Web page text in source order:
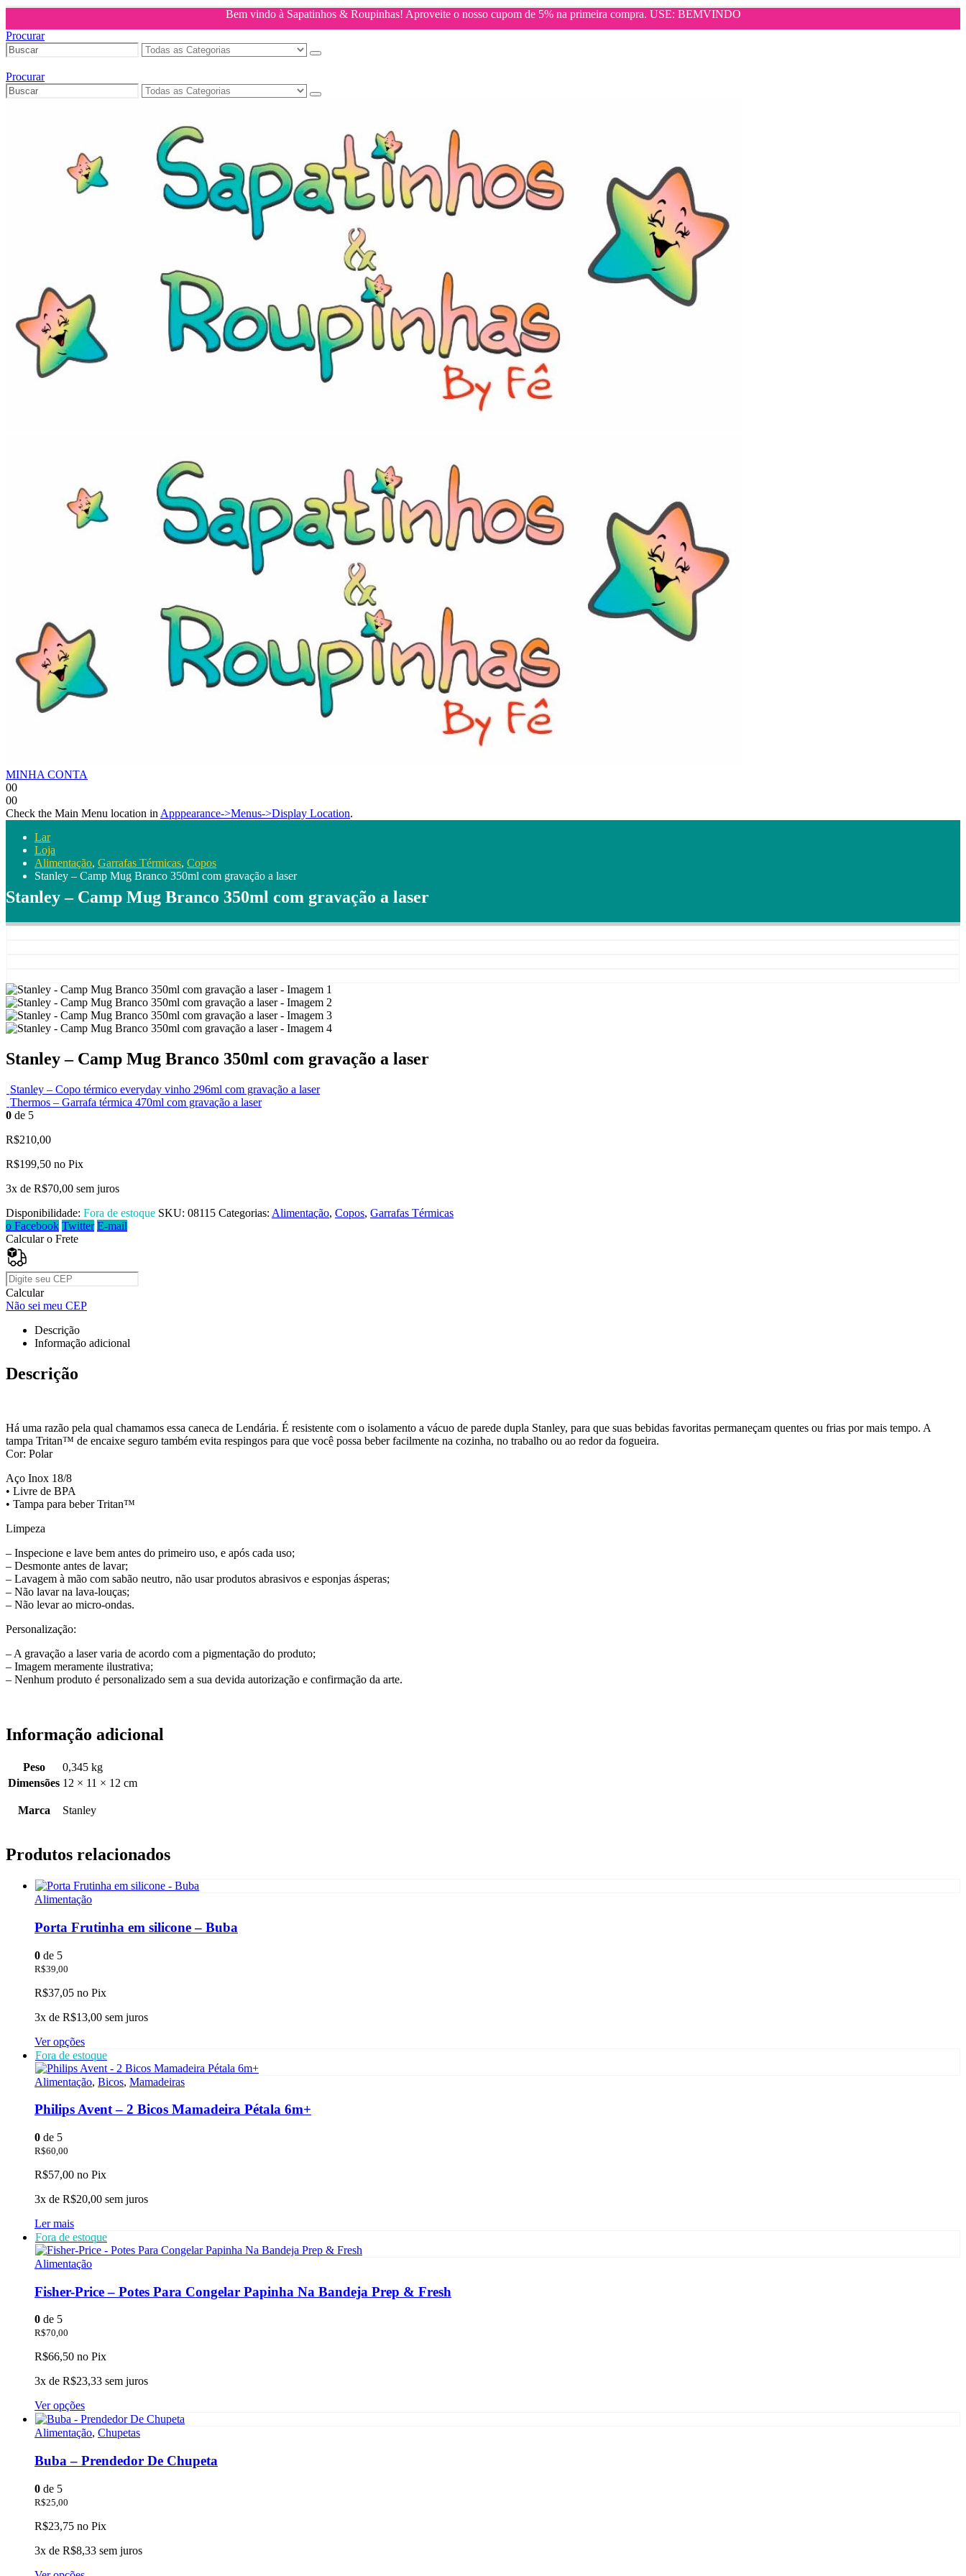
Bem vindo à Sapatinhos & Roupinhas! Aproveite o nosso cupom de 5% na primeira compra. USE: BEMVINDO
Procurar
Procurar
MINHA CONTA
00
00
Check the Main Menu location in Apppearance->Menus->Display Location.
Lar
Loja
Alimentação, Garrafas Térmicas, Copos
Stanley – Camp Mug Branco 350ml com gravação a laser
Stanley – Camp Mug Branco 350ml com gravação a laser
Stanley – Camp Mug Branco 350ml com gravação a laser
Stanley – Copo térmico everyday vinho 296ml com gravação a laser
Thermos – Garrafa térmica 470ml com gravação a laser
0 de 5
R$210,00
R$199,50 no Pix
3x de R$70,00 sem juros
Disponibilidade: Fora de estoque SKU: 08115 Categorias: Alimentação, Copos, Garrafas Térmicas
o Facebook Twitter E-mail
Calcular o Frete
Calcular
Não sei meu CEP
Descrição
Informação adicional
Descrição
Há uma razão pela qual chamamos essa caneca de Lendária. É resistente com o isolamento a vácuo de parede dupla Stanley, para que suas bebidas favoritas permaneçam quentes ou frias por mais tempo. A
tampa Tritan™ de encaixe seguro também evita respingos para que você possa beber facilmente na cozinha, no trabalho ou ao redor da fogueira.
Cor: Polar
Aço Inox 18/8
• Livre de BPA
• Tampa para beber Tritan™
Limpeza
– Inspecione e lave bem antes do primeiro uso, e após cada uso;
– Desmonte antes de lavar;
– Lavagem à mão com sabão neutro, não usar produtos abrasivos e esponjas ásperas;
– Não lavar na lava-louças;
– Não levar ao micro-ondas.
Personalização:
– A gravação a laser varia de acordo com a pigmentação do produto;
– Imagem meramente ilustrativa;
– Nenhum produto é personalizado sem a sua devida autorização e confirmação da arte.
Informação adicional
Peso
0,345 kg
Dimensões 12 × 11 × 12 cm
Marca Stanley
Produtos relacionados
Alimentação
Porta Frutinha em silicone – Buba
0 de 5
R$39,00
R$37,05 no Pix
3x de R$13,00 sem juros
Ver opçõesEste
produto
tem
várias
As
opções
na
do
Fora de estoque
Alimentação, Bicos, Mamadeiras
Philips Avent – 2 Bicos Mamadeira Pétala 6m+
0 de 5
R$60,00
R$57,00 no Pix
3x de R$20,00 sem juros
Ler mais
Fora de estoque
Alimentação
Fisher-Price – Potes Para Congelar Papinha Na Bandeja Prep & Fresh
0 de 5
R$70,00
R$66,50 no Pix
3x de R$23,33 sem juros
Ver opçõesEste
produto
tem
variantes.
As
escolhidas
na
página
produto
Alimentação, Chupetas
Buba – Prendedor De Chupeta
0 de 5
R$25,00
R$23,75 no Pix
3x de R$8,33 sem juros